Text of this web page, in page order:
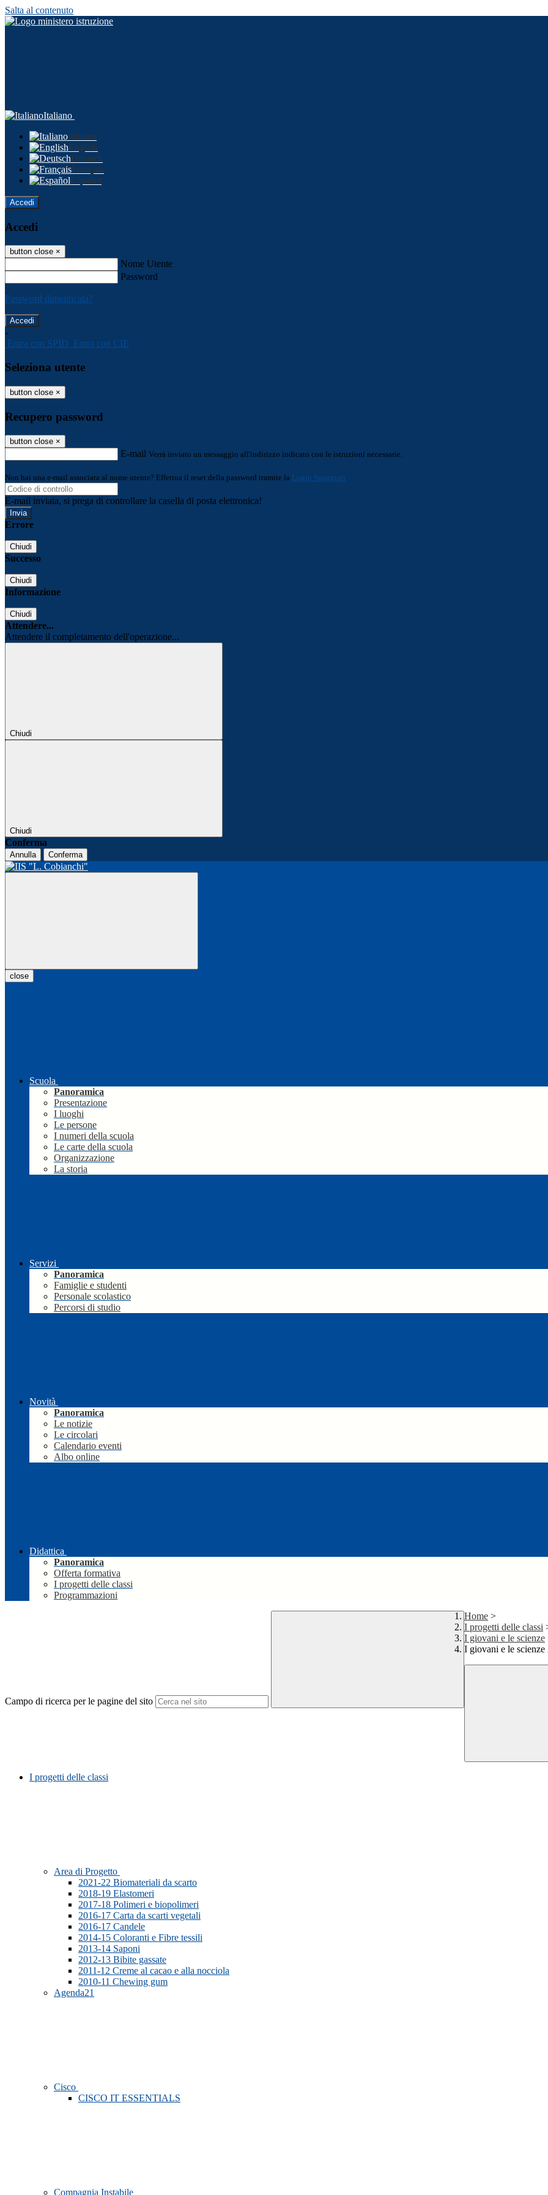
Salta al contenuto
Italiano
Italiano
English
Deutsch
Français
Español
Accedi
Accedi
button close ×
Nome Utente
Password
Password dimenticata?
-
Entra con SPID Entra con CIE
Seleziona utente
button close ×
Recupero password
button close ×
E-mail Verrà inviato un messaggio all'indirizzo indicato con le istruzioni necessarie.
Non hai una e-mail associata al nome utente? Effettua il reset della password tramite la Login Spaggiari
E-mail inviata, si prega di controllare la casella di posta elettronica!
Errore
Chiudi
Successo
Chiudi
Informazione
Chiudi
Attendere...
Attendere il completamento dell'operazione...
Chiudi
Chiudi
Conferma
Annulla Conferma
close
Scuola
Panoramica
Presentazione
I luoghi
Le persone
I numeri della scuola
Le carte della scuola
Organizzazione
La storia
Servizi
Panoramica
Famiglie e studenti
Personale scolastico
Percorsi di studio
Novità
Panoramica
Le notizie
Le circolari
Calendario eventi
Albo online
Didattica
Panoramica
Offerta formativa
I progetti delle classi
Programmazioni
Campo di ricerca per le pagine del sito
Home >
I progetti delle classi
I giovani e le scienze
I giovani e le scienze
I progetti delle classi
Area di Progetto
2021-22 Biomateriali da scarto
2018-19 Elastomeri
2017-18 Polimeri e biopolimeri
2016-17 Carta da scarti vegetali
2016-17 Candele
2014-15 Coloranti e Fibre tessili
2013-14 Saponi
2012-13 Bibite gassate
2011-12 Creme al cacao e alla nocciola
2010-11 Chewing gum
Agenda21
Cisco
CISCO IT ESSENTIALS
Compagnia Instabile